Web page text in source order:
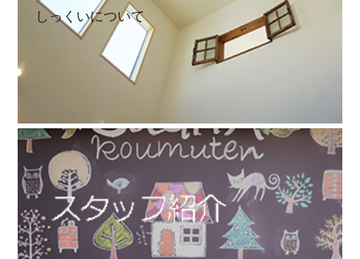
しっくいについて